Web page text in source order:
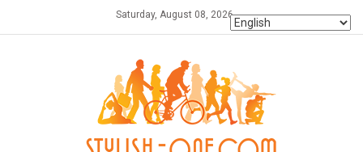
Saturday, August 08, 2026